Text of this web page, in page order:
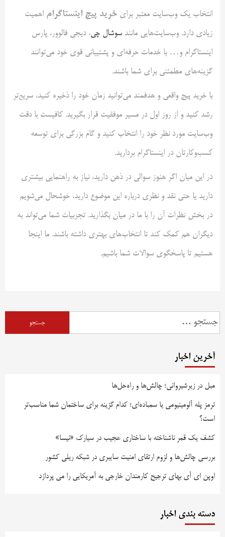
انتخاب یک وب‌سایت معتبر برای خرید پیج اینستاگرام اهمیت
زیادی دارد. وب‌سایت‌هایی مانند سوشال چی، دیجی فالوور، پارس
اینستاگرام و… با خدمات حرفه‌ای و پشتیبانی قوی خود می‌توانند
گزینه‌های مطمئنی برای شما باشند.
با خرید پیج واقعی و هدفمند می‌توانید زمان خود را ذخیره کنید، سریع‌تر
رشد کنید و از روز اول در مسیر موفقیت قرار بگیرید. کافیست با دقت
وب‌سایت مورد نظر خود را انتخاب کنید و گام بزرگی برای توسعه
کسب‌وکارتان در اینستاگرام بردارید.
در این میان اگر هنوز سوالی در ذهن دارید، نیاز به راهنمایی بیشتری
دارید یا حتی نقد و نظری درباره این موضوع دارید، خوشحال می‌شویم
در بخش نظرات آن را با ما در میان بگذارید. تجربیات شما می‌تواند به
دیگران هم کمک کند تا انتخاب‌های بهتری داشته باشند. ما اینجا
هستیم تا پاسخگوی سوالات شما باشیم.
جستجو
برای:
آخرین اخبار
مبل در زیرشیروانی؛ چالش‌ها و راه‌حل‌ها
ترمز پله آلومینیومی یا سمباده‌ای؛ کدام گزینه برای ساختمان شما مناسب‌تر
است؟
کشف یک قمر ناشناخته با ساختاری عجیب در سیارک «نیسا»
بررسی چالش‌ها و لزوم ارتقای امنیت سایبری در شبکه ریلی کشور
اوپن ای آی بهای ترجیح کارمندان خارجی به آمریکایی را می پردازد
دسته بندی اخبار